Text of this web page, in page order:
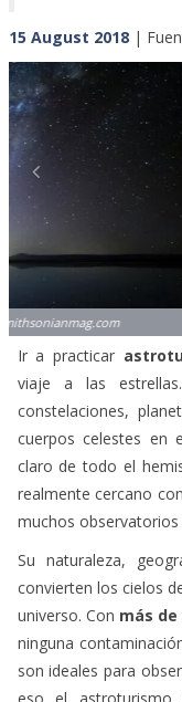
15 August 2018|
Previous
Ir a practicar
viaje a las
constelaciones,
cuerpos celestes en
claro de todo el
realmente cercano
muchos
convierten los cielos
más
ninguna
son ideales para
eso el